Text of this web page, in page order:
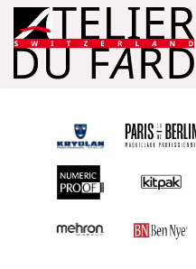
Se rendre au contenu